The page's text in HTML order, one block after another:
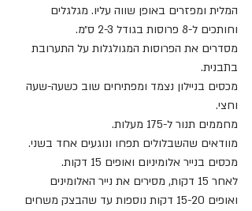
המלית ומפזרים באופן שווה עליו. מגלגלים
וחותכים ל-8 פרוסות בגודל 2-3 ס״מ.
מסדרים את הפרוסות המגולגלות על התערובת
בתבנית.
מכסים בניילון נצמד ומפתיחים שוב כשעה-שעה
וחצי.
מחממים תנור ל-175 מעלות.
מוודאים שהשבלולים תפחו ונוגעים אחד בשני.
מכסים בנייר אלומיניום ואופים 15 דקות.
לאחר 15 דקות, מסירים את נייר האלומינים
ואופים 15-20 דקות נוספות עד שהבצק משחים